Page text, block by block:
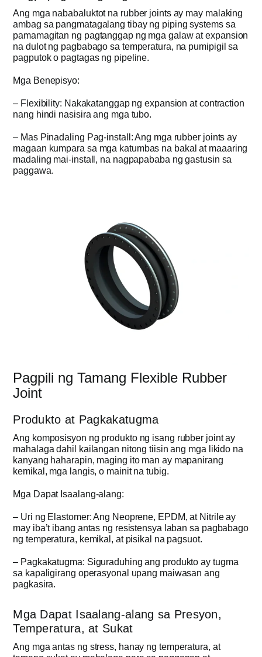
Ang mga nababaluktot na rubber joints ay may malaking
ambag sa pangmatagalang tibay ng piping systems sa
pamamagitan ng pagtanggap ng mga galaw at expansion
na dulot ng pagbabago sa temperatura, na pumipigil sa
pagputok o pagtagas ng pipeline.
Mga Benepisyo:
– Flexibility: Nakakatanggap ng expansion at contraction
nang hindi nasisira ang mga tubo.
– Mas Pinadaling Pag-install: Ang mga rubber joints ay
magaan kumpara sa mga katumbas na bakal at maaaring
madaling mai-install, na nagpapababa ng gastusin sa
paggawa.
Pagpili ng Tamang Flexible Rubber
Joint
Produkto at Pagkakatugma
Ang komposisyon ng produkto ng isang rubber joint ay
mahalaga dahil kailangan nitong tiisin ang mga likido na
kanyang haharapin, maging ito man ay mapanirang
kemikal, mga langis, o mainit na tubig.
Mga Dapat Isaalang-alang:
– Uri ng Elastomer: Ang Neoprene, EPDM, at Nitrile ay
may iba’t ibang antas ng resistensya laban sa pagbabago
ng temperatura, kemikal, at pisikal na pagsuot.
– Pagkakatugma: Siguraduhing ang produkto ay tugma
sa kapaligirang operasyonal upang maiwasan ang
pagkasira.
Mga Dapat Isaalang-alang sa Presyon,
Temperatura, at Sukat
Ang mga antas ng stress, hanay ng temperatura, at